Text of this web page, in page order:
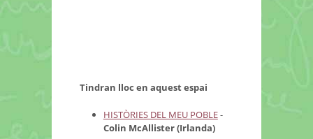
Tindran lloc en aquest espai
HISTÒRIES DEL MEU POBLE-
Colin McAllister (Irlanda)